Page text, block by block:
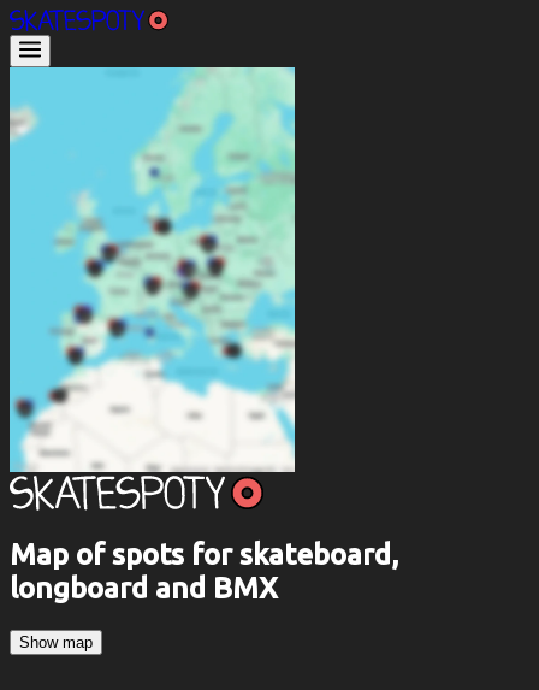
Map of spots for skateboard,
longboard and BMX
Show map